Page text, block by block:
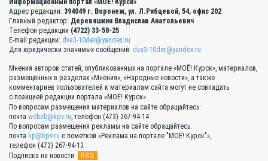
Информационный портал «МОЁ! Курск»
Адрес редакции: 394049 г. Воронеж, ул. Л.Рябцевой, 54, офис 202
Главный редактор: Деревяшкин Владислав Анатольевич
Телефон редакции (4722) 33-58-25
E-mail редакции: dva3-10der@yandex.ru
Для юридически значимых сообщений: dva3-10der@yandex.ru
Мнения авторов статей, опубликованных на портале «МОЁ! Курск», материалов,
размещённых в разделах «Мнения», «Народные новости», а также
комментариев пользователей к материалам сайта могут не совпадать
с позицией редакции портала «МОЁ! Курск».
По вопросам размещения материалов на сайте обращайтесь:
почта webzb@kpv.ru, телефон (473) 267-94-14
По вопросам размещения рекламы на сайте обращайтесь:
почта lip@kpv.ru с пометкой «Реклама на портале "МОЁ! Курск"»,
телефон (473) 267-94-13
Подписка на новости:
RSS